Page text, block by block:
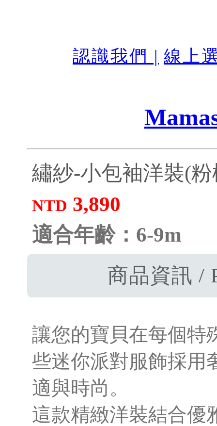
認識我們 | 線上
繡紗-小包袖洋裝(粉
NTD 3,890
適合年齡：6-9m
商品資訊 /
讓您的寶貝在每個特
些迷你派對服飾採用
適與時尚。
這款精緻洋裝結合優